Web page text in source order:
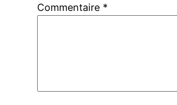
Commentaire *